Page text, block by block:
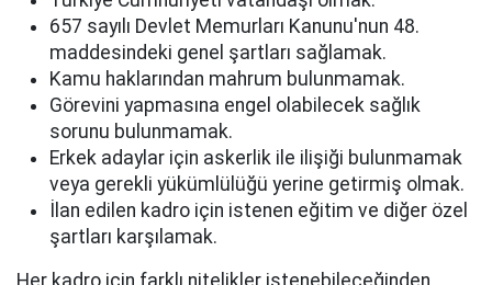
657 sayılı Devlet Memurları Kanunu'nun 48.
maddesindeki genel şartları sağlamak.
Kamu haklarından mahrum bulunmamak.
Görevini yapmasına engel olabilecek sağlık
sorunu bulunmamak.
Erkek adaylar için askerlik ile ilişiği bulunmamak
veya gerekli yükümlülüğü yerine getirmiş olmak.
İlan edilen kadro için istenen eğitim ve diğer özel
şartları karşılamak.
Her kadro için farklı nitelikler istenebileceğinden